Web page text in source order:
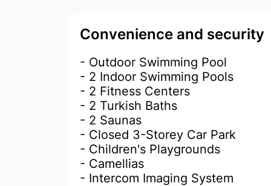
Convenience and security
- Outdoor Swimming Pool
- 2 Indoor Swimming Pools
- 2 Fitness Centers
- 2 Turkish Baths
- 2 Saunas
- Closed 3-Storey Car Park
- Children's Playgrounds
- Camellias
- Intercom Imaging System